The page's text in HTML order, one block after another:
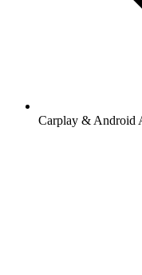
Carplay & Android